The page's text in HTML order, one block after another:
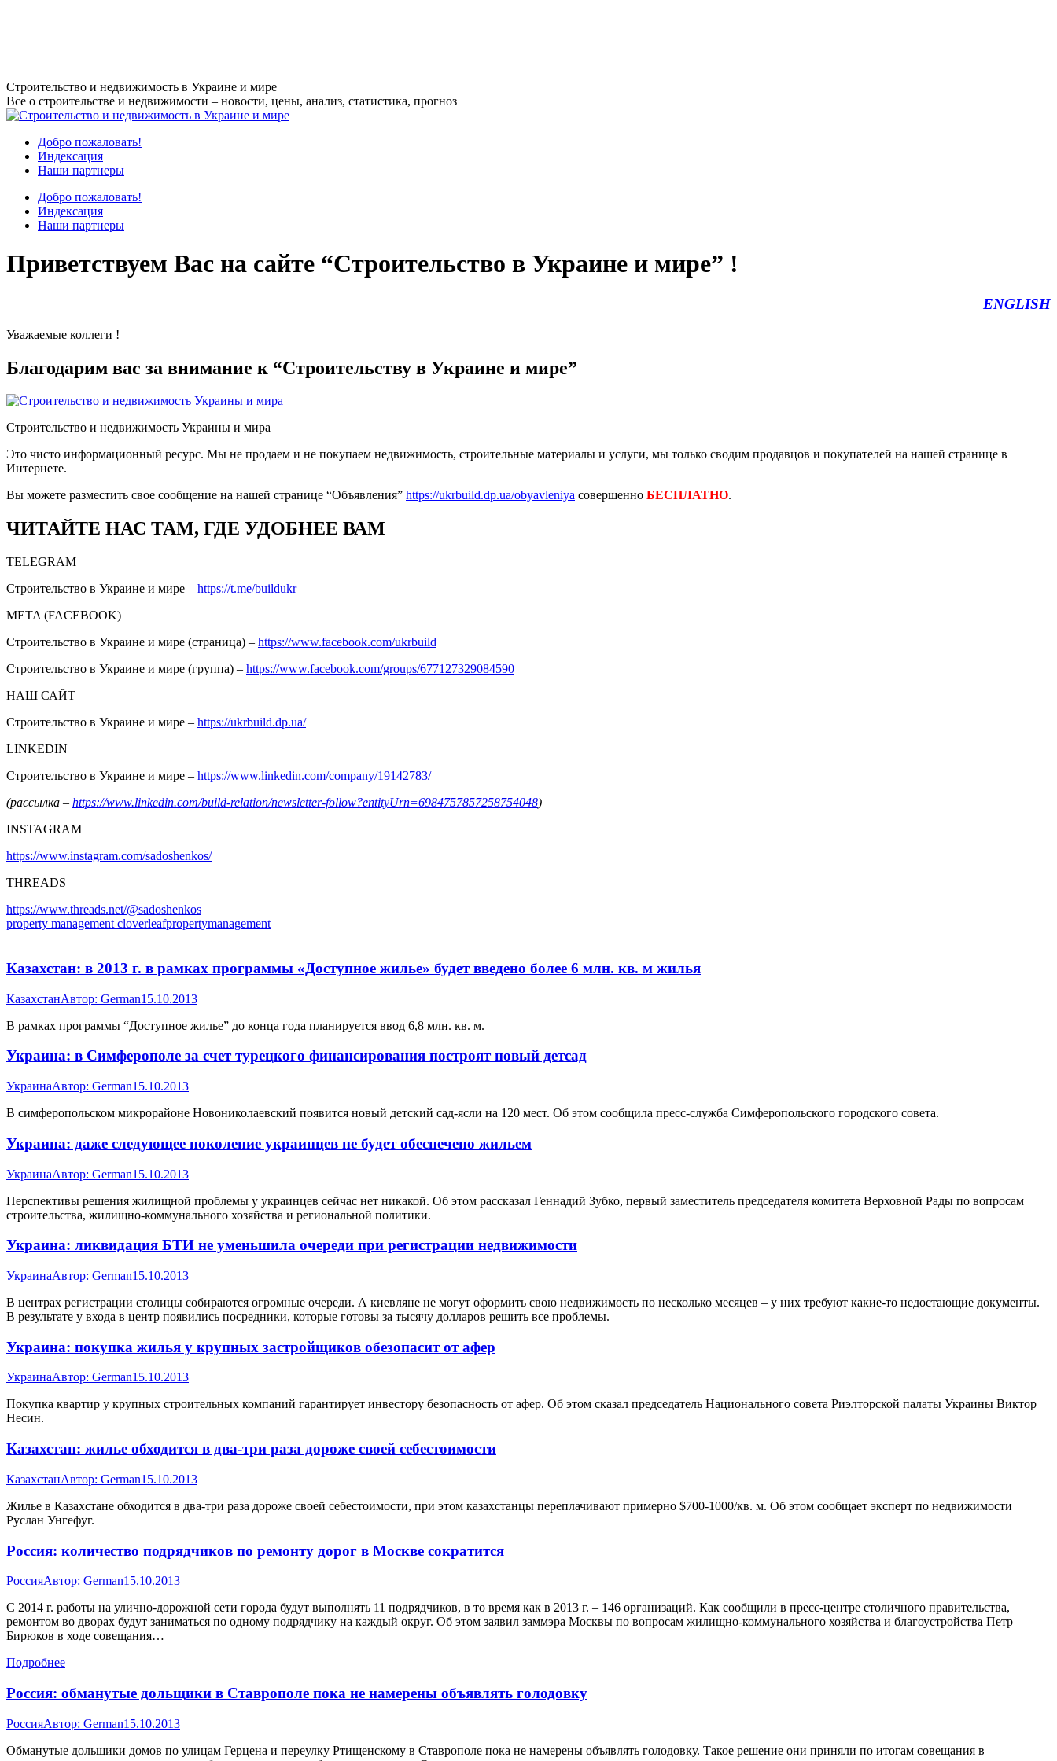
Перейти
к
содержанию
Строительство и недвижимость в Украине и мире
Все о строительстве и недвижимости – новости, цены, анализ, статистика, прогноз
Добро пожаловать!
Индексация
Наши партнеры
Добро пожаловать!
Индексация
Наши партнеры
Приветствуем Вас на сайте “Строительство в Украине и мире” !
ENGLISH
Уважаемые коллеги !
Благодарим вас за внимание к “Строительству в Украине и мире”
Строительство и недвижимость Украины и мира
Это чисто информационный ресурс. Мы не продаем и не покупаем недвижимость, строительные материалы и услуги, мы только сводим продавцов и покупателей на нашей странице в
Интернете.
Вы можете разместить свое сообщение на нашей странице “Объявления” https://ukrbuild.dp.ua/obyavleniya совершенно БЕСПЛАТНО.
ЧИТАЙТЕ НАС ТАМ, ГДЕ УДОБНЕЕ ВАМ
TELEGRAM
Строительство в Украине и мире – https://t.me/buildukr
META (FACEBOOK)
Строительство в Украине и мире (страница) – https://www.facebook.com/ukrbuild
Строительство в Украине и мире (группа) – https://www.facebook.com/groups/677127329084590
НАШ САЙТ
Строительство в Украине и мире – https://ukrbuild.dp.ua/
LINKEDIN
Строительство в Украине и мире – https://www.linkedin.com/company/19142783/
(рассылка – https://www.linkedin.com/build-relation/newsletter-follow?entityUrn=6984757857258754048)
INSTAGRAM
https://www.instagram.com/sadoshenkos/
THREADS
https://www.threads.net/@sadoshenkos
property management cloverleafpropertymanagement
Казахстан: в 2013 г. в рамках программы «Доступное жилье» будет введено более 6 млн. кв. м жилья
КазахстанАвтор: German15.10.2013
В рамках программы “Доступное жилье” до конца года планируется ввод 6,8 млн. кв. м.
Украина: в Симферополе за счет турецкого финансирования построят новый детсад
УкраинаАвтор: German15.10.2013
В симферопольском микрорайоне Новониколаевский появится новый детский сад-ясли на 120 мест. Об этом сообщила пресс-служба Симферопольского городского совета.
Украина: даже следующее поколение украинцев не будет обеспечено жильем
УкраинаАвтор: German15.10.2013
Перспективы решения жилищной проблемы у украинцев сейчас нет никакой. Об этом рассказал Геннадий Зубко, первый заместитель председателя комитета Верховной Рады по вопросам
строительства, жилищно-коммунального хозяйства и региональной политики.
Украина: ликвидация БТИ не уменьшила очереди при регистрации недвижимости
УкраинаАвтор: German15.10.2013
В центрах регистрации столицы собираются огромные очереди. А киевляне не могут оформить свою недвижимость по несколько месяцев – у них требуют какие-то недостающие документы.
В результате у входа в центр появились посредники, которые готовы за тысячу долларов решить все проблемы.
Украина: покупка жилья у крупных застройщиков обезопасит от афер
УкраинаАвтор: German15.10.2013
Покупка квартир у крупных строительных компаний гарантирует инвестору безопасность от афер. Об этом сказал председатель Национального совета Риэлторской палаты Украины Виктор
Несин.
Казахстан: жилье обходится в два-три раза дороже своей себестоимости
КазахстанАвтор: German15.10.2013
Жилье в Казахстане обходится в два-три раза дороже своей себестоимости, при этом казахстанцы переплачивают примерно $700-1000/кв. м. Об этом сообщает эксперт по недвижимости
Руслан Унгефуг.
Россия: количество подрядчиков по ремонту дорог в Москве сократится
РоссияАвтор: German15.10.2013
С 2014 г. работы на улично-дорожной сети города будут выполнять 11 подрядчиков, в то время как в 2013 г. – 146 организаций. Как сообщили в пресс-центре столичного правительства,
ремонтом во дворах будут заниматься по одному подрядчику на каждый округ. Об этом заявил заммэра Москвы по вопросам жилищно-коммунального хозяйства и благоустройства Петр
Бирюков в ходе совещания…
Подробнее
Россия: обманутые дольщики в Ставрополе пока не намерены объявлять голодовку
РоссияАвтор: German15.10.2013
Обманутые дольщики домов по улицам Герцена и переулку Ртищенскому в Ставрополе пока не намерены объявлять голодовку. Такое решение они приняли по итогам совещания в